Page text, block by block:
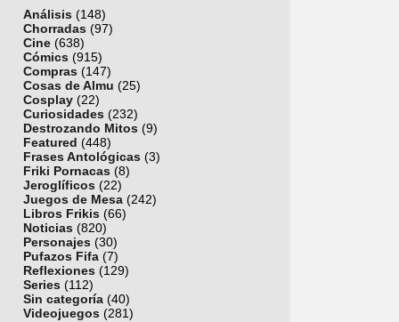
Análisis (148)
Chorradas (97)
Cine (638)
Cómics (915)
Compras (147)
Cosas de Almu (25)
Cosplay (22)
Curiosidades (232)
Destrozando Mitos (9)
Featured (448)
Frases Antológicas (3)
Friki Pornacas (8)
Jeroglíficos (22)
Juegos de Mesa (242)
Libros Frikis (66)
Noticias (820)
Personajes (30)
Pufazos Fifa (7)
Reflexiones (129)
Series (112)
Sin categoría (40)
Videojuegos (281)